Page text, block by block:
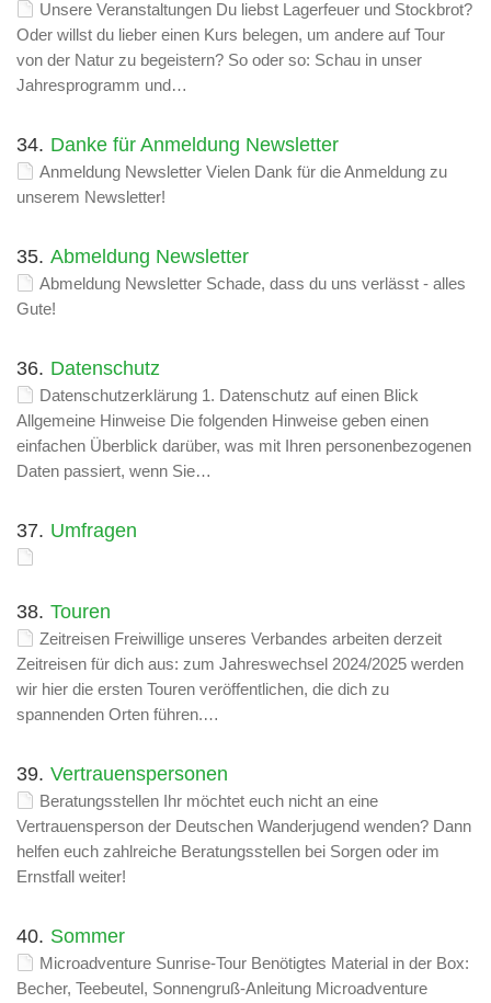
Unsere Veranstaltungen Du liebst Lagerfeuer und Stockbrot?
Oder willst du lieber einen Kurs belegen, um andere auf Tour
von der Natur zu begeistern? So oder so: Schau in unser
Jahresprogramm und…
34. Danke für Anmeldung Newsletter
Anmeldung Newsletter Vielen Dank für die Anmeldung zu
unserem Newsletter!
35. Abmeldung Newsletter
Abmeldung Newsletter Schade, dass du uns verlässt - alles
Gute!
36. Datenschutz
Datenschutzerklärung 1. Datenschutz auf einen Blick
Allgemeine Hinweise Die folgenden Hinweise geben einen
einfachen Überblick darüber, was mit Ihren personenbezogenen
Daten passiert, wenn Sie…
37. Umfragen
38. Touren
Zeitreisen Freiwillige unseres Verbandes arbeiten derzeit
Zeitreisen für dich aus: zum Jahreswechsel 2024/2025 werden
wir hier die ersten Touren veröffentlichen, die dich zu
spannenden Orten führen.…
39. Vertrauenspersonen
Beratungsstellen Ihr möchtet euch nicht an eine
Vertrauensperson der Deutschen Wanderjugend wenden? Dann
helfen euch zahlreiche Beratungsstellen bei Sorgen oder im
Ernstfall weiter!
40. Sommer
Microadventure Sunrise-Tour Benötigtes Material in der Box:
Becher, Teebeutel, Sonnengruß-Anleitung Microadventure